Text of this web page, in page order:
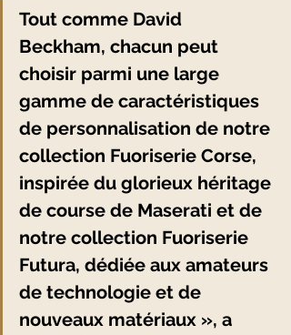
Tout comme David
Beckham, chacun peut
choisir parmi une large
gamme de caractéristiques
de personnalisation de notre
collection Fuoriserie Corse,
inspirée du glorieux héritage
de course de Maserati et de
notre collection Fuoriserie
Futura, dédiée aux amateurs
de technologie et de
nouveaux matériaux », a